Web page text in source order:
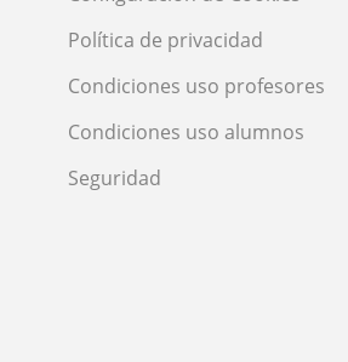
Política de privacidad
Condiciones uso profesores
Condiciones uso alumnos
Seguridad